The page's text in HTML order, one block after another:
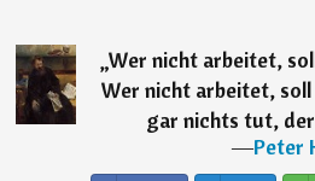
„Wer nicht arbeitet,
Wer nicht arbeitet, soll
gar nichts tut,
―Peter